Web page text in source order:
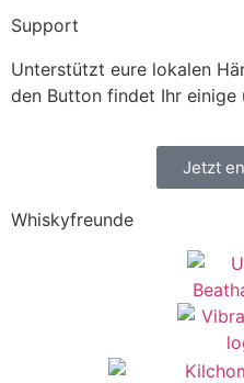
Support
Unterstützt eure lokalen
den Button findet Ihr einige
Jetzt
Whiskyfreunde